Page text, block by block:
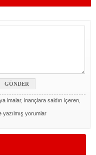
imalar, inançlara saldırı içeren,
yorumlar